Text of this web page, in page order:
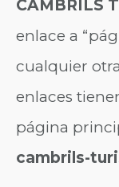
CAMBRILS
enlace a
cualquier
enlaces
página
cambrils-